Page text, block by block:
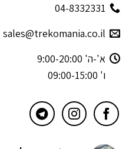
04-8332331
sales@trekomania.co.il
א'-ה' 9:00-20:00
ו' 09:00-15:00